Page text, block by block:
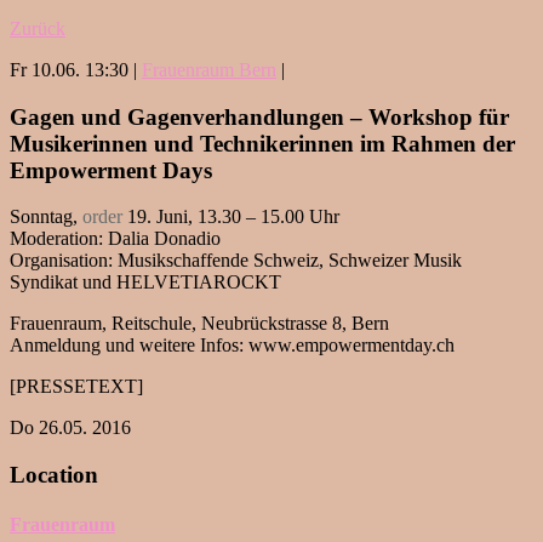
Zurück
Fr 10.06. 13:30 | Frauenraum Bern |
Gagen und Gagenverhandlungen – Workshop für
Musikerinnen und Technikerinnen im Rahmen der
Empowerment Days
Sonntag, order 19. Juni, 13.30 – 15.00 Uhr
Moderation: Dalia Donadio
Organisation: Musikschaffende Schweiz, Schweizer Musik
Syndikat und HELVETIAROCKT
Frauenraum, Reitschule, Neubrückstrasse 8, Bern
Anmeldung und weitere Infos: www.empowermentday.ch
[PRESSETEXT]
Do 26.05. 2016
Location
Frauenraum